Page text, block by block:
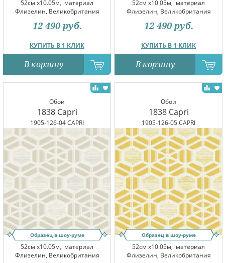
52см x10.05м, материал
Флизелин, Великобритания
КУПИТЬ В 1 КЛИК
12 490 руб.
В корзину
52см x10.05м, материал
Флизелин, Великобритания
КУПИТЬ В 1 КЛИК
12 490 руб.
В корзину
Обои
1838 Capri
1905-126-04 CAPRI
Образец в шоу-руме
52см x10.05м, материал
Флизелин, Великобритания
Обои
1838 Capri
1905-126-05 CAPRI
Образец в шоу-руме
52см x10.05м, материал
Флизелин, Великобритания